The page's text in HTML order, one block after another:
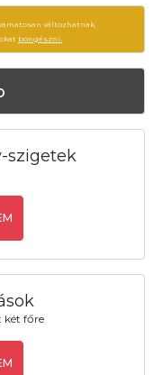
változhatnak,
böngészni.
szigetek
két főre